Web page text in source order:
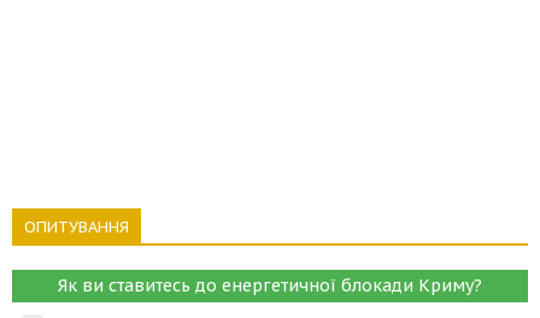
ОПИТУВАННЯ
Як ви ставитесь до енергетичної блокади Криму?